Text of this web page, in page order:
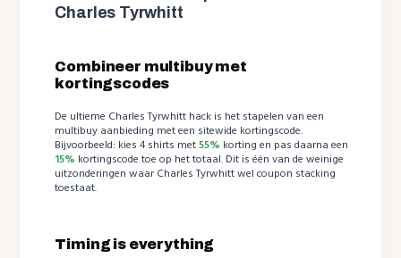
Charles Tyrwhitt
Combineer multibuy met
kortingscodes
De ultieme Charles Tyrwhitt hack is het stapelen van een
multibuy aanbieding met een sitewide kortingscode.
Bijvoorbeeld: kies 4 shirts met55% korting en pas daarna een
15% kortingscode toe op het totaal. Dit is één van de weinige
uitzonderingen waar Charles Tyrwhitt wel coupon stacking
toestaat.
Timing is everything